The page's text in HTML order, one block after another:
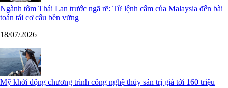
Ngành tôm Thái Lan trước ngã rẽ: Từ lệnh cấm của Malaysia đến bài
toán tái cơ cấu bền vững
18/07/2026
Mỹ khởi động chương trình công nghệ thủy sản trị giá tới 160 triệu